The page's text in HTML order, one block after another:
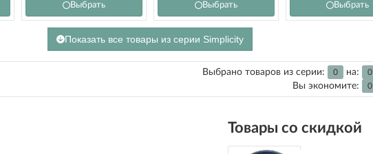
Выбрать Выбрать Выбрать
Показать все товары из серии Simplicity
Выбрано товаров из серии: 0 на: 0
Вы экономите: 0
Товары со скидкой